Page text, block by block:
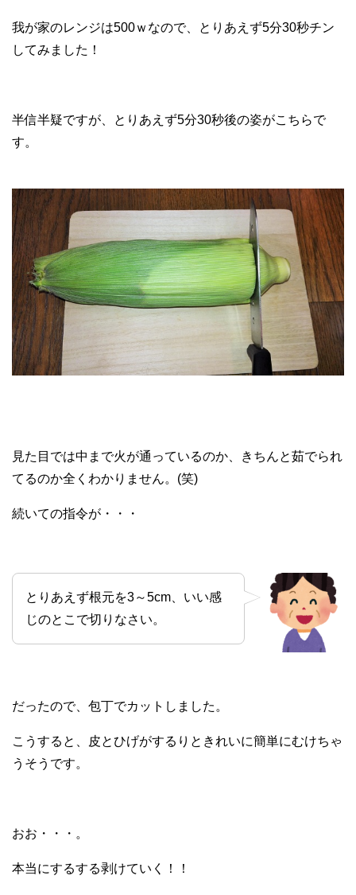
我が家のレンジは500ｗなので、とりあえず5分30秒チン
してみました！
半信半疑ですが、とりあえず5分30秒後の姿がこちらで
す。
見た目では中まで火が通っているのか、きちんと茹でられ
てるのか全くわかりません。(笑)
続いての指令が・・・
とりあえず根元を3～5cm、いい感
じのとこで切りなさい。
だったので、包丁でカットしました。
こうすると、皮とひげがするりときれいに簡単にむけちゃ
うそうです。
おお・・・。
本当にするする剥けていく！！